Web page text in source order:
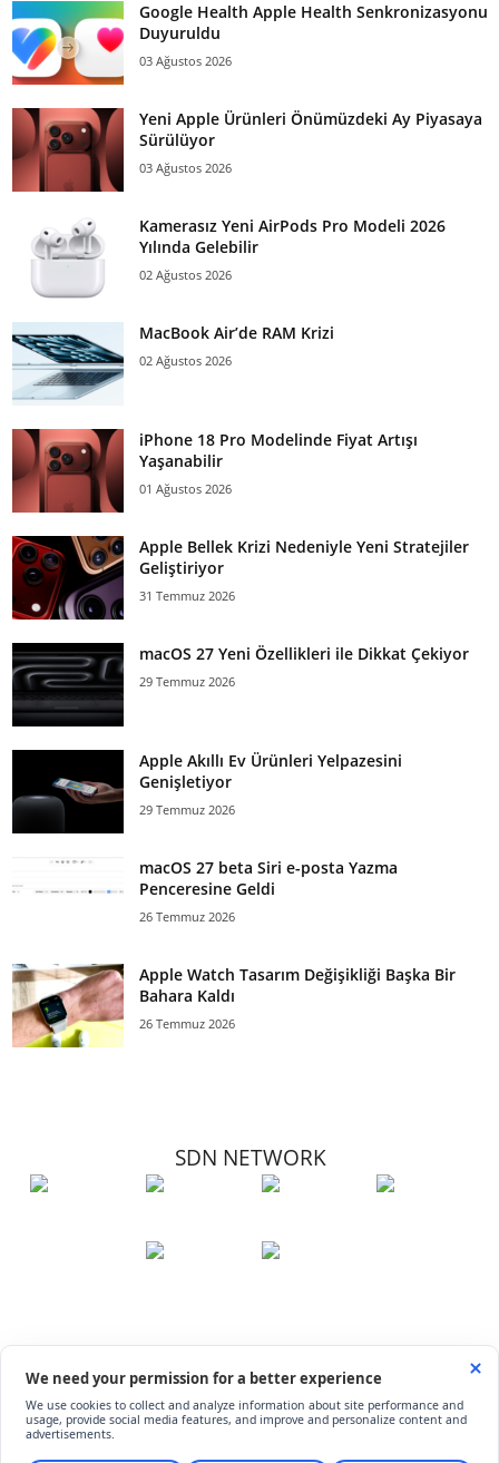
Google Health Apple Health Senkronizasyonu
Duyuruldu
03 Ağustos 2026
Yeni Apple Ürünleri Önümüzdeki Ay Piyasaya
Sürülüyor
03 Ağustos 2026
Kamerasız Yeni AirPods Pro Modeli 2026
Yılında Gelebilir
02 Ağustos 2026
MacBook Air’de RAM Krizi
02 Ağustos 2026
iPhone 18 Pro Modelinde Fiyat Artışı
Yaşanabilir
01 Ağustos 2026
Apple Bellek Krizi Nedeniyle Yeni Stratejiler
Geliştiriyor
31 Temmuz 2026
macOS 27 Yeni Özellikleri ile Dikkat Çekiyor
29 Temmuz 2026
Apple Akıllı Ev Ürünleri Yelpazesini
Genişletiyor
29 Temmuz 2026
macOS 27 beta Siri e-posta Yazma
Penceresine Geldi
26 Temmuz 2026
Apple Watch Tasarım Değişikliği Başka Bir
Bahara Kaldı
26 Temmuz 2026
SDN NETWORK